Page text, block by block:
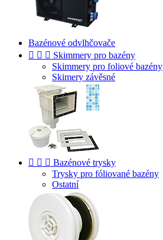
Bazénové odvlhčovače
   Skimmery pro bazény
Skimmery pro foliové bazény
Skimery závěsné
   Bazénové trysky
Trysky pro fóliované bazény
Ostatní